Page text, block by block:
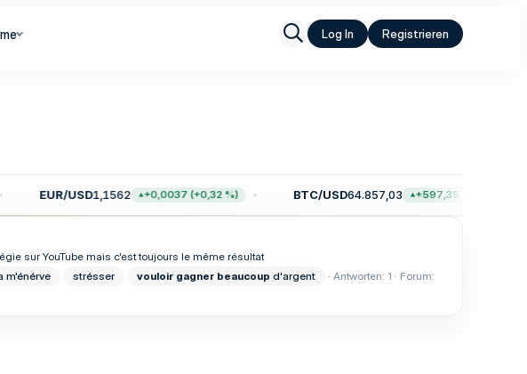
Log In Registrieren
EUR/USD1,1562 +0,0037 (+0,32 %) BTC/USD64.857,03 +597,35 (+0,93 %)
sur YouTube mais c'est toujours le même résultat
m'énérve strésser vouloir gagner beaucoup d'argent Antworten: 1
Forum: